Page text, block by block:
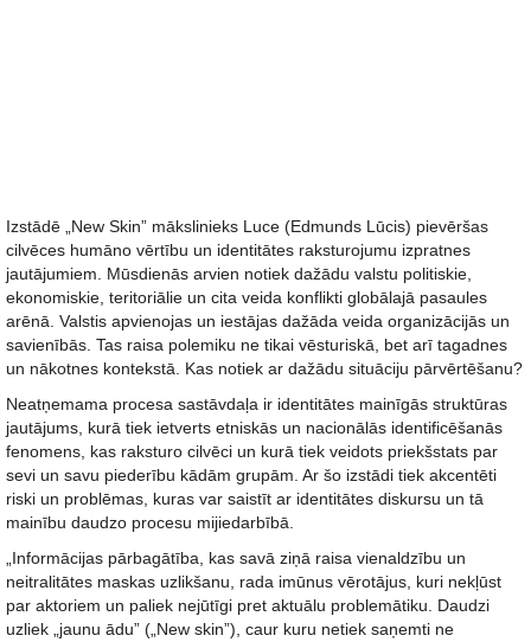
Izstādē „New Skin” mākslinieks Luce (Edmunds Lūcis) pievēršas
cilvēces humāno vērtību un identitātes raksturojumu izpratnes
jautājumiem. Mūsdienās arvien notiek dažādu valstu politiskie,
ekonomiskie, teritoriālie un cita veida konflikti globālajā pasaules
arēnā. Valstis apvienojas un iestājas dažāda veida organizācijās un
savienībās. Tas raisa polemiku ne tikai vēsturiskā, bet arī tagadnes
un nākotnes kontekstā. Kas notiek ar dažādu situāciju pārvērtēšanu?
Neatņemama procesa sastāvdaļa ir identitātes mainīgās struktūras
jautājums, kurā tiek ietverts etniskās un nacionālās identificēšanās
fenomens, kas raksturo cilvēci un kurā tiek veidots priekšstats par
sevi un savu piederību kādām grupām. Ar šo izstādi tiek akcentēti
riski un problēmas, kuras var saistīt ar identitātes diskursu un tā
mainību daudzo procesu mijiedarbībā.
„Informācijas pārbagātība, kas savā ziņā raisa vienaldzību un
neitralitātes maskas uzlikšanu, rada imūnus vērotājus, kuri nekļūst
par aktoriem un paliek nejūtīgi pret aktuālu problemātiku. Daudzi
uzliek „jaunu ādu” („New skin”), caur kuru netiek saņemti ne